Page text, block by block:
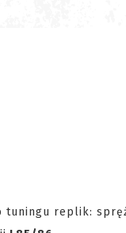
tuningu replik: